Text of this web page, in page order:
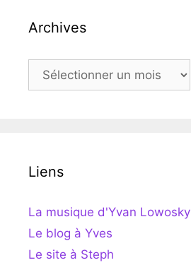
Archives
Archives
Liens
La musique d'Yvan Lowosky
Le blog à Yves
Le site à Steph